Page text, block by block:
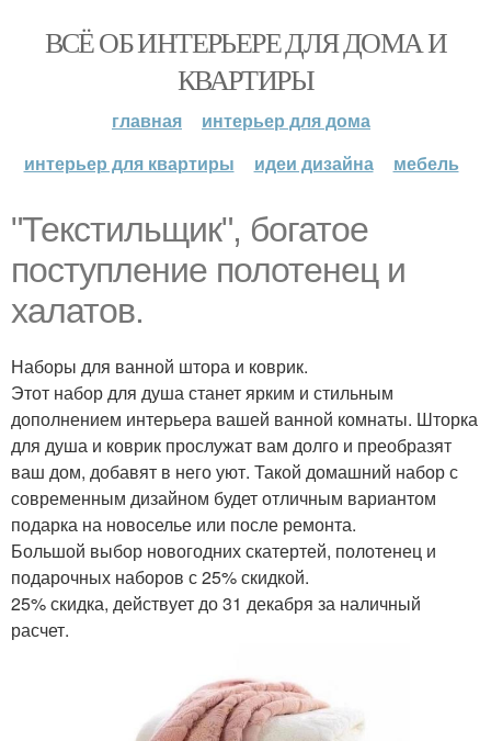
ВСЁ ОБ ИНТЕРЬЕРЕ ДЛЯ ДОМА И
КВАРТИРЫ
главная
интерьер для дома
интерьер для квартиры
идеи дизайна мебель
"Текстильщик", богатое
поступление полотенец и
халатов.
Наборы для ванной штора и коврик.
Этот набор для душа станет ярким и стильным
дополнением интерьера вашей ванной комнаты. Шторка
для душа и коврик прослужат вам долго и преобразят
ваш дом, добавят в него уют. Такой домашний набор с
современным дизайном будет отличным вариантом
подарка на новоселье или после ремонта.
Большой выбор новогодних скатертей, полотенец и
подарочных наборов с 25% скидкой.
25% скидка, действует до 31 декабря за наличный
расчет.